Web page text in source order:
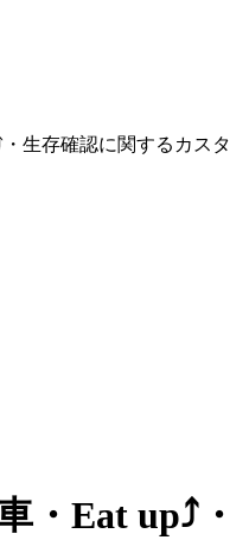
生存確認に関するカスタ
・Eat up⤴・